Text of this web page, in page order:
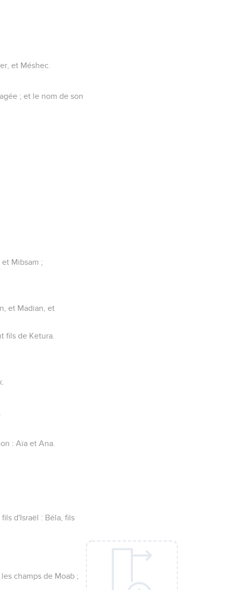
et Méshec.
; et le nom de son
Mibsam ;
et Madian, et
fils de Ketura.
: Aïa et Ana.
d'Israël : Béla, fils
champs de Moab ;